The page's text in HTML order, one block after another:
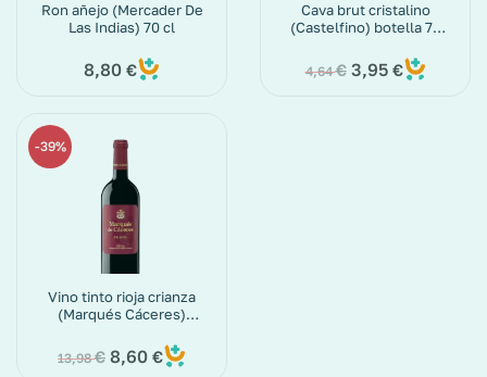
Ron añejo (Mercader De
Las Indias) 70 cl
8,80 €
Cava brut cristalino
(Castelfino) botella 75
4,64€ 3,95 €
39%
Vino tinto rioja crianza
(Marqués Cáceres)
13,98€ 8,60 €